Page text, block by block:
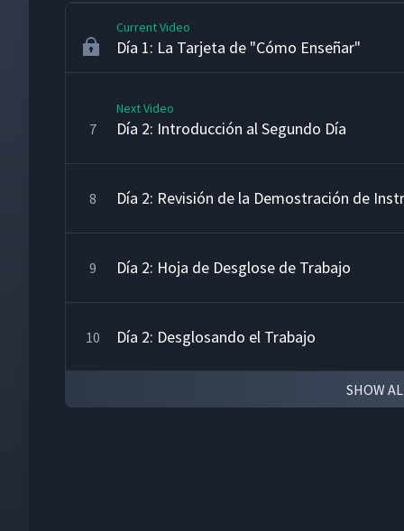
Current Video
Día 1: La Tarjeta de "Cómo Enseñar"
7
Next Video
Día 2: Introducción al Segundo Día
8 Día 2: Revisión de la Demostración de
9 Día 2: Hoja de Desglose de Trabajo
10 Día 2: Desglosando el Trabajo
11 Día 2: Desglosando el Nudo de
SHOW